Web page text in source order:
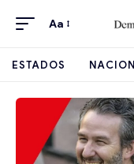
Aa
ESTADOS